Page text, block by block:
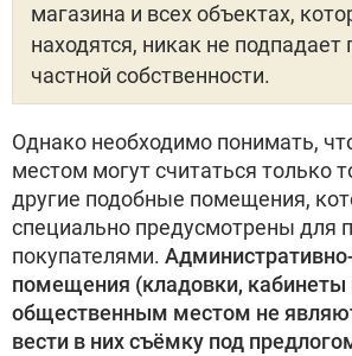
магазина и всех объектах,
находятся, никак не подпадает
частной собственности.
Однако необходимо понимать,
местом могут считаться только
другие подобные помещения,
специально предусмотрены для
покупателями.
помещения (кладовки, кабинеты
общественным местом не
вести в них съёмку под